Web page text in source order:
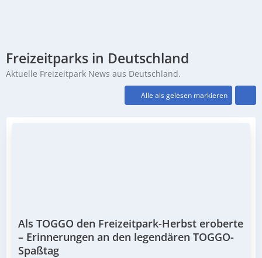
Freizeitparks in Deutschland
Aktuelle Freizeitpark News aus Deutschland.
Alle als gelesen markieren
Als TOGGO den Freizeitpark-Herbst eroberte
– Erinnerungen an den legendären TOGGO-
Spaßtag